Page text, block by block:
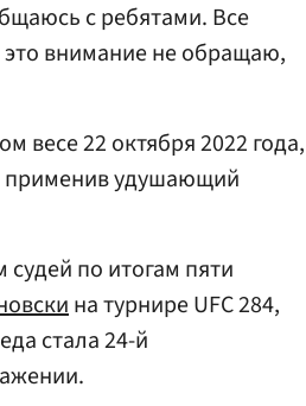
с ребятами. Все
это внимание не обращаю,
весе 22 октября 2022 года,
применив удушающий
по итогам пяти
на турнире UFC 284,
стала 24-й